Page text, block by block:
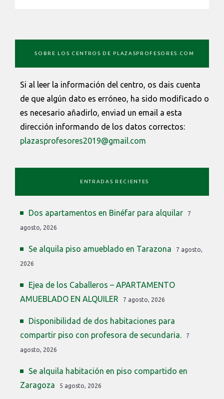
SOBRE LOS CENTROS DE PLAZASPROFESORES.COM
Si al leer la información del centro, os dais cuenta
de que algún dato es erróneo, ha sido modificado o
es necesario añadirlo, enviad un email a esta
dirección informando de los datos correctos:
plazasprofesores2019@gmail.com
ENTRADAS RECIENTES
Dos apartamentos en Binéfar para alquilar 7
agosto, 2026
Se alquila piso amueblado en Tarazona 7 agosto,
2026
Ejea de los Caballeros – APARTAMENTO
AMUEBLADO EN ALQUILER
7 agosto, 2026
Disponibilidad de dos habitaciones para
compartir piso con profesora de secundaria.
7
agosto, 2026
Se alquila habitación en piso compartido en
Zaragoza
5 agosto, 2026